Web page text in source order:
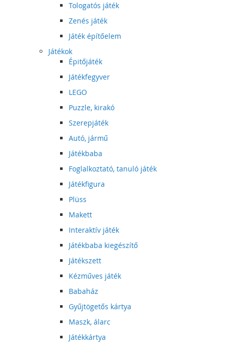
Tologatós játék
Zenés játék
Játék építőelem
Játékok
Épitőjáték
Játékfegyver
LEGO
Puzzle, kirakó
Szerepjáték
Autó, jármű
Játékbaba
Foglalkoztató, tanuló játék
Játékfigura
Plüss
Makett
Interaktív játék
Játékbaba kiegészítő
Játékszett
Kézműves játék
Babaház
Gyűjtögetős kártya
Maszk, álarc
Játékkártya